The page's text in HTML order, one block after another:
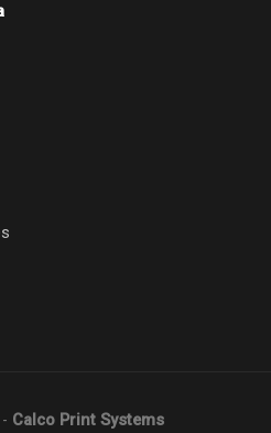
Calco Print Systems